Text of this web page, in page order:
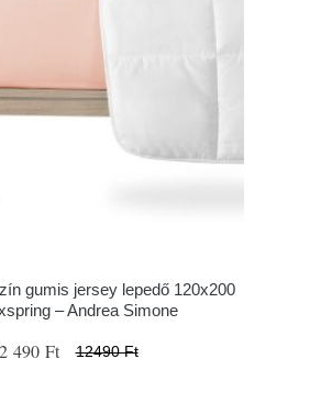
gumis jersey lepedő 120x200
– Andrea Simone
490 Ft 12490 Ft